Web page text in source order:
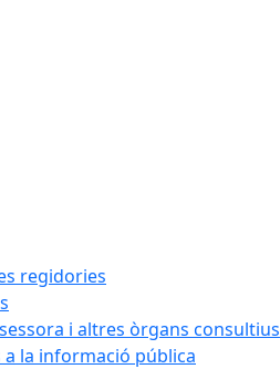
regidories
i altres òrgans consultius
a la informació pública